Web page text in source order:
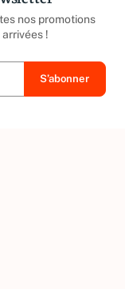
nos promotions
!